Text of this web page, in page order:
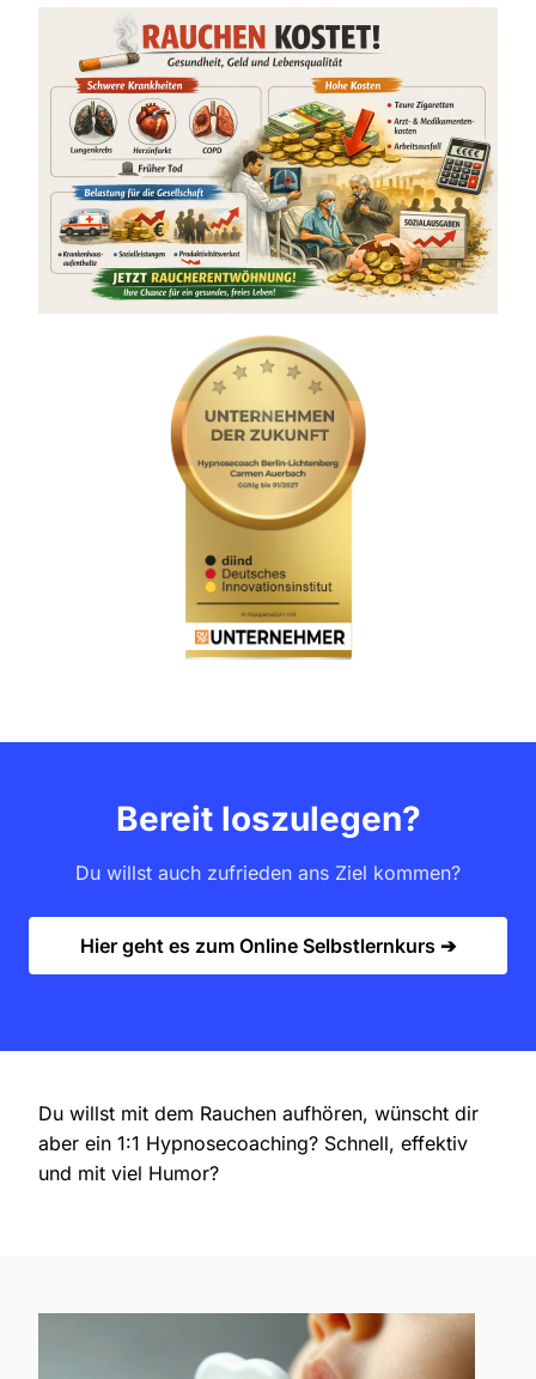
Bereit loszulegen?
Du willst auch zufrieden ans Ziel kommen?
Hier geht es zum Online Selbstlernkurs ➔
Du willst mit dem Rauchen aufhören, wünscht dir
aber ein 1:1 Hypnosecoaching? Schnell, effektiv
und mit viel Humor?